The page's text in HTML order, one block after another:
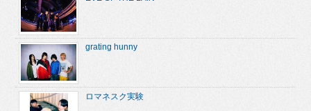
grating hunny
ロマネスク実験